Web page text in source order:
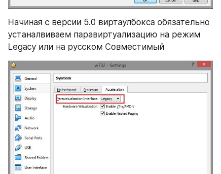
Начиная с версии 5.0 виртаулбокса обязательно
устаналвиваем паравиртуализацию на режим
Legacy или на русском Совместимый